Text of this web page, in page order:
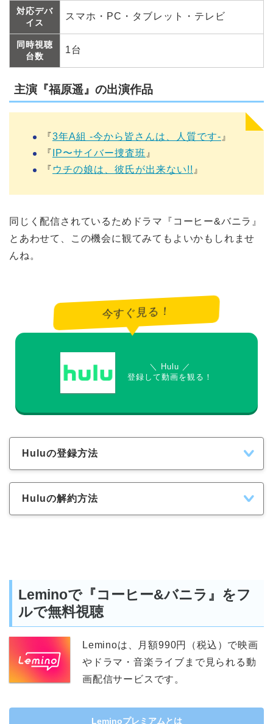
対応デバ
イス
スマホ・PC・タブレット・テレビ
同時視聴
台数
1台
主演『福原遥』の出演作品
『3年A組 -今から皆さんは、人質です- 』
『 IP〜サイバー捜査班 』
『 ウチの娘は、彼氏が出来ない!! 』
同じく配信されているためドラマ『コーヒー&バニラ』
とあわせて、この機会に観てみてもよいかもしれませ
んね。
今すぐ見る！
＼ Hulu ／
登録して動画を観る！
Huluの登録方法
Huluの解約方法
Leminoで『コーヒー&バニラ』をフ
ルで無料視聴
Leminoは、月額990円（税込）で映画
やドラマ・音楽ライブまで見られる動
画配信サービスです。
Leminoプレミアムとは